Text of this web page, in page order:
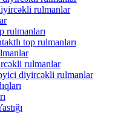
rulmanlar
rulmanları
top rulmanları
rulmanlar
diyircəkli rulmanlar